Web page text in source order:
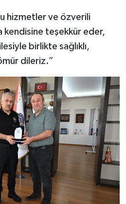
hizmetler ve özverili
kendisine teşekkür eder,
birlikte sağlıklı,
dileriz.”